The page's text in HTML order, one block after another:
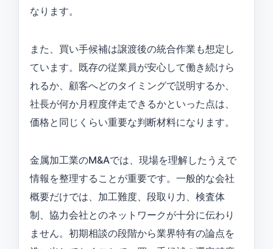
なります。
また、買い手候補は譲渡後の統合作業も想定し
ています。既存の従業員が安心して働き続けら
れるか、顧客へどのタイミングで説明するか、
社長が何か月程度伴走できるかといった点は、
価格と同じくらい重要な判断材料になります。
金属加工業のM&Aでは、現場を理解したうえで
情報を整理することが重要です。一般的な会社
概要だけでは、加工難度、段取り力、検査体
制、協力会社とのネットワークが十分に伝わり
ません。初期相談の段階から業界特有の論点を